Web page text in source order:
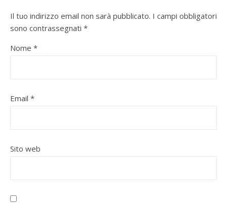
Il tuo indirizzo email non sarà pubblicato. I campi obbligatori
sono contrassegnati *
Nome *
Email *
Sito web